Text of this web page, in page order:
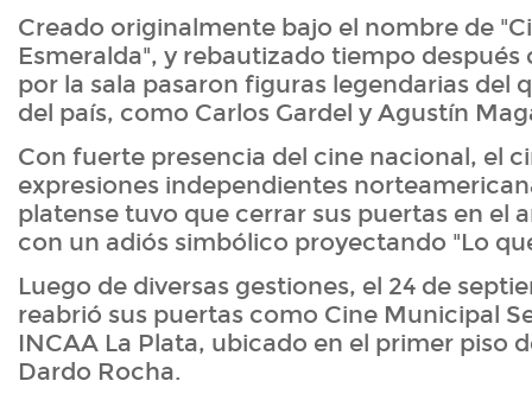
Creado originalmente bajo el nombre de
Esmeralda", y rebautizado tiempo después
por la sala pasaron figuras legendarias del
del país, como Carlos Gardel y Agustín
Con fuerte presencia del cine nacional, el
expresiones independientes
platense tuvo que cerrar sus puertas en el
con un adiós simbólico proyectando "Lo
Luego de diversas gestiones, el 24 de
reabrió sus puertas como Cine Municipal
INCAA La Plata, ubicado en el primer piso
Dardo Rocha.